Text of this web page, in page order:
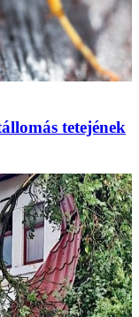
tetejének